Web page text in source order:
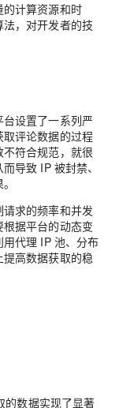
计算资源和时
，对开发者的技
设置了一系列严
评论数据的过程
符合规范，就很
导致 IP 被封禁、
求的频率和并发
据平台的动态变
代理 IP 池、分布
高数据获取的稳
的数据实现了显著